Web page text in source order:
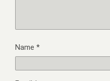
Name *